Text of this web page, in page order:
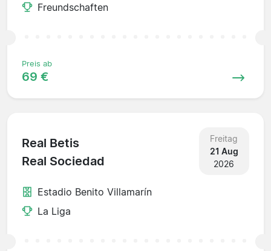
Freundschaften
Preis ab
69 €
Real Betis
Real Sociedad
Freitag
21 Aug
2026
Estadio Benito Villamarín
La Liga